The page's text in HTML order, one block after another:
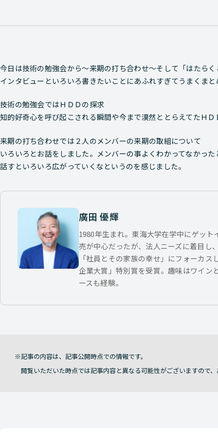
今日は技術の勉強会から～来期の打ち合わせ～そして「はたら
インタビューといろいろ書きたいことにあふれすぎてうまくま
技術の勉強会ではＨＤＤの探求
知的好奇心を呼び起こされる瞬間や今まで漠然ととらえてたＨ
来期の打ち合わせでは２人のメンバーの来期の取組について
いろいろとお話をしました。メンバーの事よくわかってなかっ
話すといろいろ広がっていくなというのを感じました。
廣田 優輝
1980年生まれ。東海大学在学中にゲッ
売が中心だったが、法人ニーズに着目し
「社員とその家族の幸せ」にフォーカス
企業大賞」特別賞を受賞。趣味はワイン
ースも経験。
記事の内容は、記事公開時点での情報です。
閲覧いただいた時点では記事内容と異なる可能性がございますので